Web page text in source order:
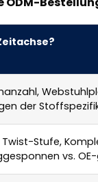
der
Stufe,
vs.